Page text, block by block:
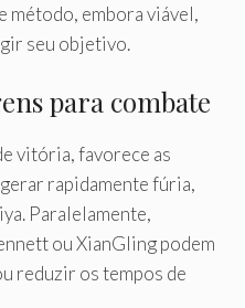
método, embora viável,
seu objetivo.
para combate
vitória, favorece as
rapidamente fúria,
Paralelamente,
ou XianGling podem
reduzir os tempos de